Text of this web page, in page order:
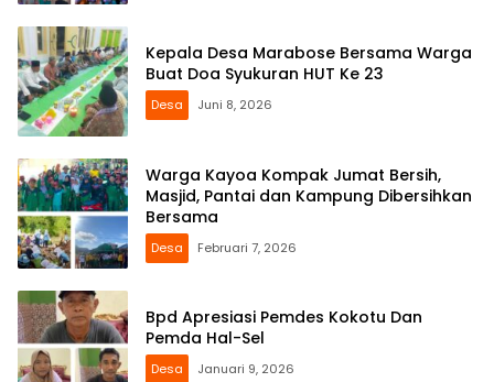
Kepala Desa Marabose Bersama Warga
Buat Doa Syukuran HUT Ke 23
Desa Juni 8, 2026
Warga Kayoa Kompak Jumat Bersih,
Masjid, Pantai dan Kampung Dibersihkan
Bersama
Desa Februari 7, 2026
Bpd Apresiasi Pemdes Kokotu Dan
Pemda Hal-Sel
Desa Januari 9, 2026